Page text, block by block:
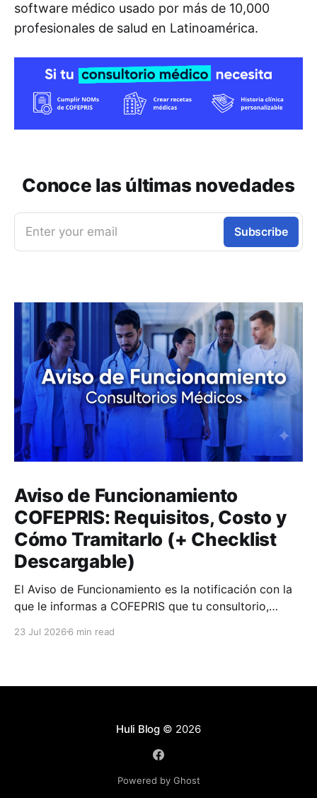
software médico usado por más de 10,000
profesionales de salud en Latinoamérica.
Conoce las últimas novedades
Enter your email Subscribe
Aviso de Funcionamiento
COFEPRIS: Requisitos, Costo y
Cómo Tramitarlo (+ Checklist
Descargable)
El Aviso de Funcionamiento es la notificación con la
que le informas a COFEPRIS que tu consultorio,
23 Jul 2026 6 min read
Huli Blog© 2026
Powered by Ghost